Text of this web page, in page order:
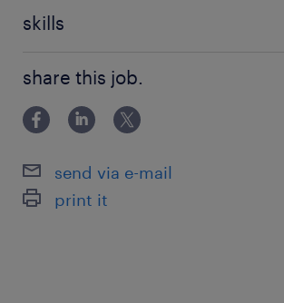
派遣先の特徴
です！法令遵守やコンプライアンス
おり、ハラスメント等のない非常
境。抜群の安定基盤のもと、安心し
最寄駅
skills
share this job.
send via e-mail
print it